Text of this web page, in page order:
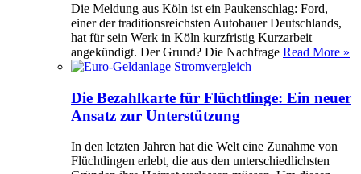
Die Meldung aus Köln ist ein Paukenschlag: Ford,
einer der traditionsreichsten Autobauer Deutschlands,
hat für sein Werk in Köln kurzfristig Kurzarbeit
angekündigt. Der Grund? Die Nachfrage Read More »
Die Bezahlkarte für Flüchtlinge: Ein neuer
Ansatz zur Unterstützung
In den letzten Jahren hat die Welt eine Zunahme von
Flüchtlingen erlebt, die aus den unterschiedlichsten